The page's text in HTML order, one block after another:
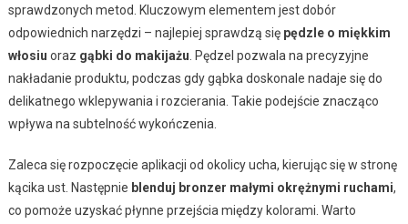
sprawdzonych metod. Kluczowym elementem jest dobór
odpowiednich narzędzi – najlepiej sprawdzą się pędzle o miękkim
włosiu oraz gąbki do makijażu . Pędzel pozwala na precyzyjne
nakładanie produktu, podczas gdy gąbka doskonale nadaje się do
delikatnego wklepywania i rozcierania. Takie podejście znacząco
wpływa na subtelność wykończenia.
Zaleca się rozpoczęcie aplikacji od okolicy ucha, kierując się w stronę
kącika ust. Następnie blenduj bronzer małymi okrężnymi ruchami,
co pomoże uzyskać płynne przejścia między kolorami. Warto